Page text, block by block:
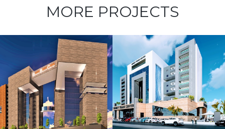
MORE PROJECTS
Projet de
construction
d’un
immeuble
R+10 à
BANIZOUMBOU